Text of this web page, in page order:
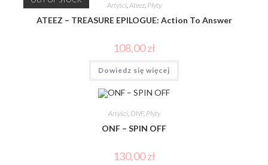
Artyści, Ateez, Płyty
ATEEZ – TREASURE EPILOGUE: Action To Answer
108,00zł
Dowiedz się więcej
Artyści, ONF, Płyty
ONF – SPIN OFF
130,00zł